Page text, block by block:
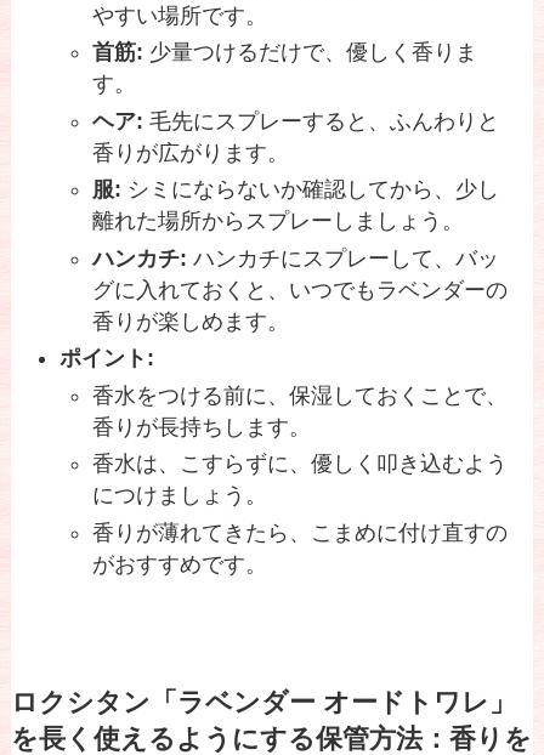
やすい場所です。
首筋: 少量つけるだけで、優しく香りま
す。
ヘア: 毛先にスプレーすると、ふんわりと
香りが広がります。
服: シミにならないか確認してから、少し
離れた場所からスプレーしましょう。
ハンカチ: ハンカチにスプレーして、バッ
グに入れておくと、いつでもラベンダーの
香りが楽しめます。
ポイント:
香水をつける前に、保湿しておくことで、
香りが長持ちします。
香水は、こすらずに、優しく叩き込むよう
につけましょう。
香りが薄れてきたら、こまめに付け直すの
がおすすめです。
ロクシタン「ラベンダー オードトワレ」
を長く使えるようにする保管方法：香りを